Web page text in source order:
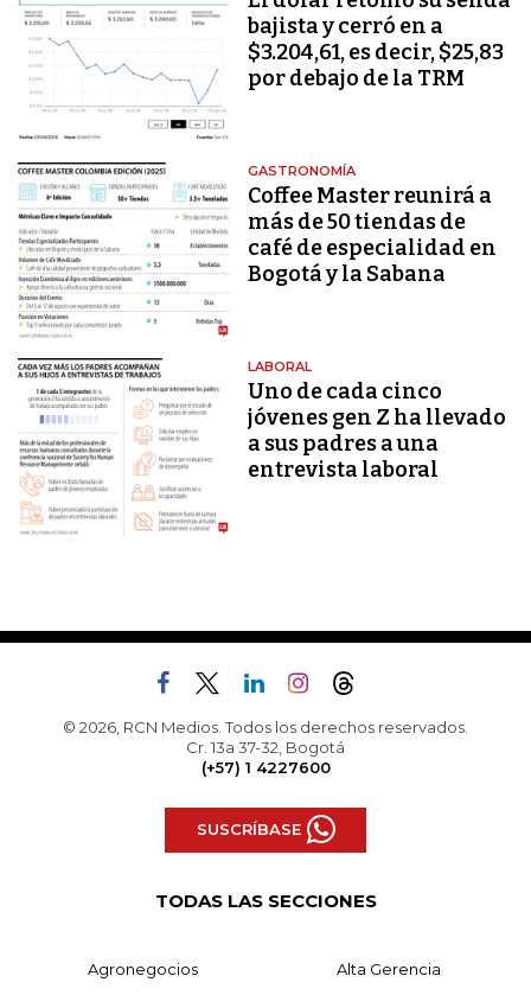
bajista y cerró en a
$3.204,61, es decir, $25,83
por debajo de la TRM
GASTRONOMÍA
Coffee Master reunirá a
más de 50 tiendas de
café de especialidad en
Bogotá y la Sabana
LABORAL
Uno de cada cinco
jóvenes gen Z ha llevado
a sus padres a una
entrevista laboral
© 2026, RCN Medios. Todos los derechos reservados.
Cr. 13a 37-32, Bogotá
(+57) 1 4227600
SUSCRÍBASE
TODAS LAS SECCIONES
Agronegocios Alta Gerencia